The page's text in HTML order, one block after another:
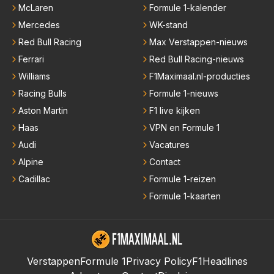
McLaren
Mercedes
Red Bull Racing
Ferrari
Williams
Racing Bulls
Aston Martin
Haas
Audi
Alpine
Cadillac
Formule 1-kalender
WK-stand
Max Verstappen-nieuws
Red Bull Racing-nieuws
F1Maximaal.nl-producties
Formule 1-nieuws
F1 live kijken
VPN en Formule 1
Vacatures
Contact
Formule 1-reizen
Formule 1-kaarten
VerstappenFormule 1Privacy PolicyF1Headlines